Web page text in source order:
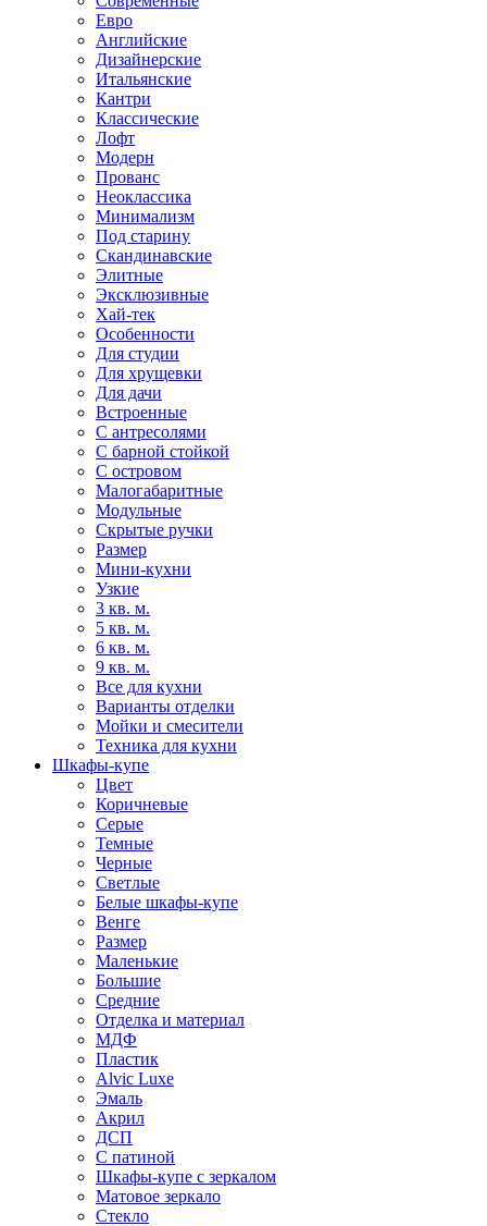
Евро
Английские
Дизайнерские
Итальянские
Кантри
Классические
Лофт
Модерн
Прованс
Неоклассика
Минимализм
Под старину
Скандинавские
Элитные
Эксклюзивные
Хай-тек
Особенности
Для студии
Для хрущевки
Для дачи
Встроенные
С антресолями
С барной стойкой
С островом
Малогабаритные
Модульные
Скрытые ручки
Размер
Мини-кухни
Узкие
3 кв. м.
5 кв. м.
6 кв. м.
9 кв. м.
Все для кухни
Варианты отделки
Мойки и смесители
Техника для кухни
Шкафы-купе
Цвет
Коричневые
Серые
Темные
Черные
Светлые
Белые шкафы-купе
Венге
Размер
Маленькие
Большие
Средние
Отделка и материал
МДФ
Пластик
Alvic Luxe
Эмаль
Акрил
ДСП
С патиной
Шкафы-купе с зеркалом
Матовое зеркало
Стекло